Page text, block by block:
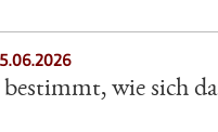
wie sich